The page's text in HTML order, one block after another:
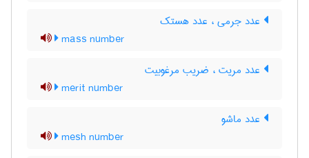
عدد جرمی ، عدد هستک
mass number
عدد مریت ، ضریب مرغوبیت
merit number
عدد ماشو
mesh number